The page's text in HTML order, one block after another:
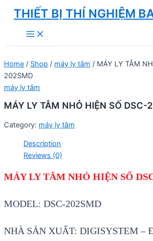
Skip
content
THIẾT BỊ THÍ NGHIỆM
Main
Menu
Home / Shop / máy ly tâm / MÁY LY TÂM
202SMD
máy ly tâm
MÁY LY TÂM NHỎ HIỆN SỐ DSC-
Category: máy ly tâm
Description
Reviews (0)
MÁY LY TÂM NHỎ HIỆN SỐ
MODEL: DSC-202SMD
NHÀ SẢN XUẤT: DIGISYSTEM –